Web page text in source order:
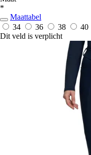
*
Maattabel
34
36 38 40
Dit veld is verplicht